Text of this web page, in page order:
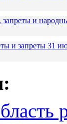
запреты и
и запреты 31